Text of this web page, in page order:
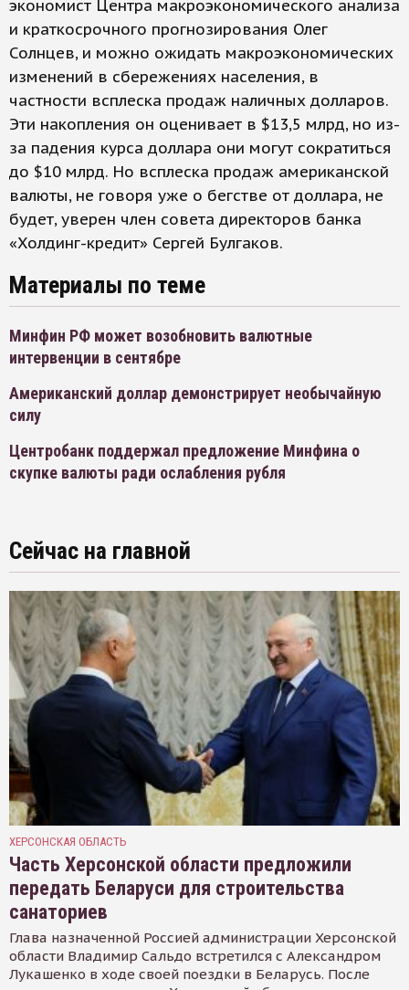
экономист Центра макроэкономического анализа
и краткосрочного прогнозирования Олег
Солнцев, и можно ожидать макроэкономических
изменений в сбережениях населения, в
частности всплеска продаж наличных долларов.
Эти накопления он оценивает в $13,5 млрд, но из-
за падения курса доллара они могут сократиться
до $10 млрд. Но всплеска продаж американской
валюты, не говоря уже о бегстве от доллара, не
будет, уверен член совета директоров банка
«Холдинг-кредит» Сергей Булгаков.
Материалы по теме
Минфин РФ может возобновить валютные
интервенции в сентябре
Американский доллар демонстрирует необычайную
силу
Центробанк поддержал предложение Минфина о
скупке валюты ради ослабления рубля
Сейчас на главной
ХЕРСОНСКАЯ ОБЛАСТЬ
Часть Херсонской области предложили
передать Беларуси для строительства
санаториев
Глава назначенной Россией администрации Херсонской
области Владимир Сальдо встретился с Александром
Лукашенко в ходе своей поездки в Беларусь. После